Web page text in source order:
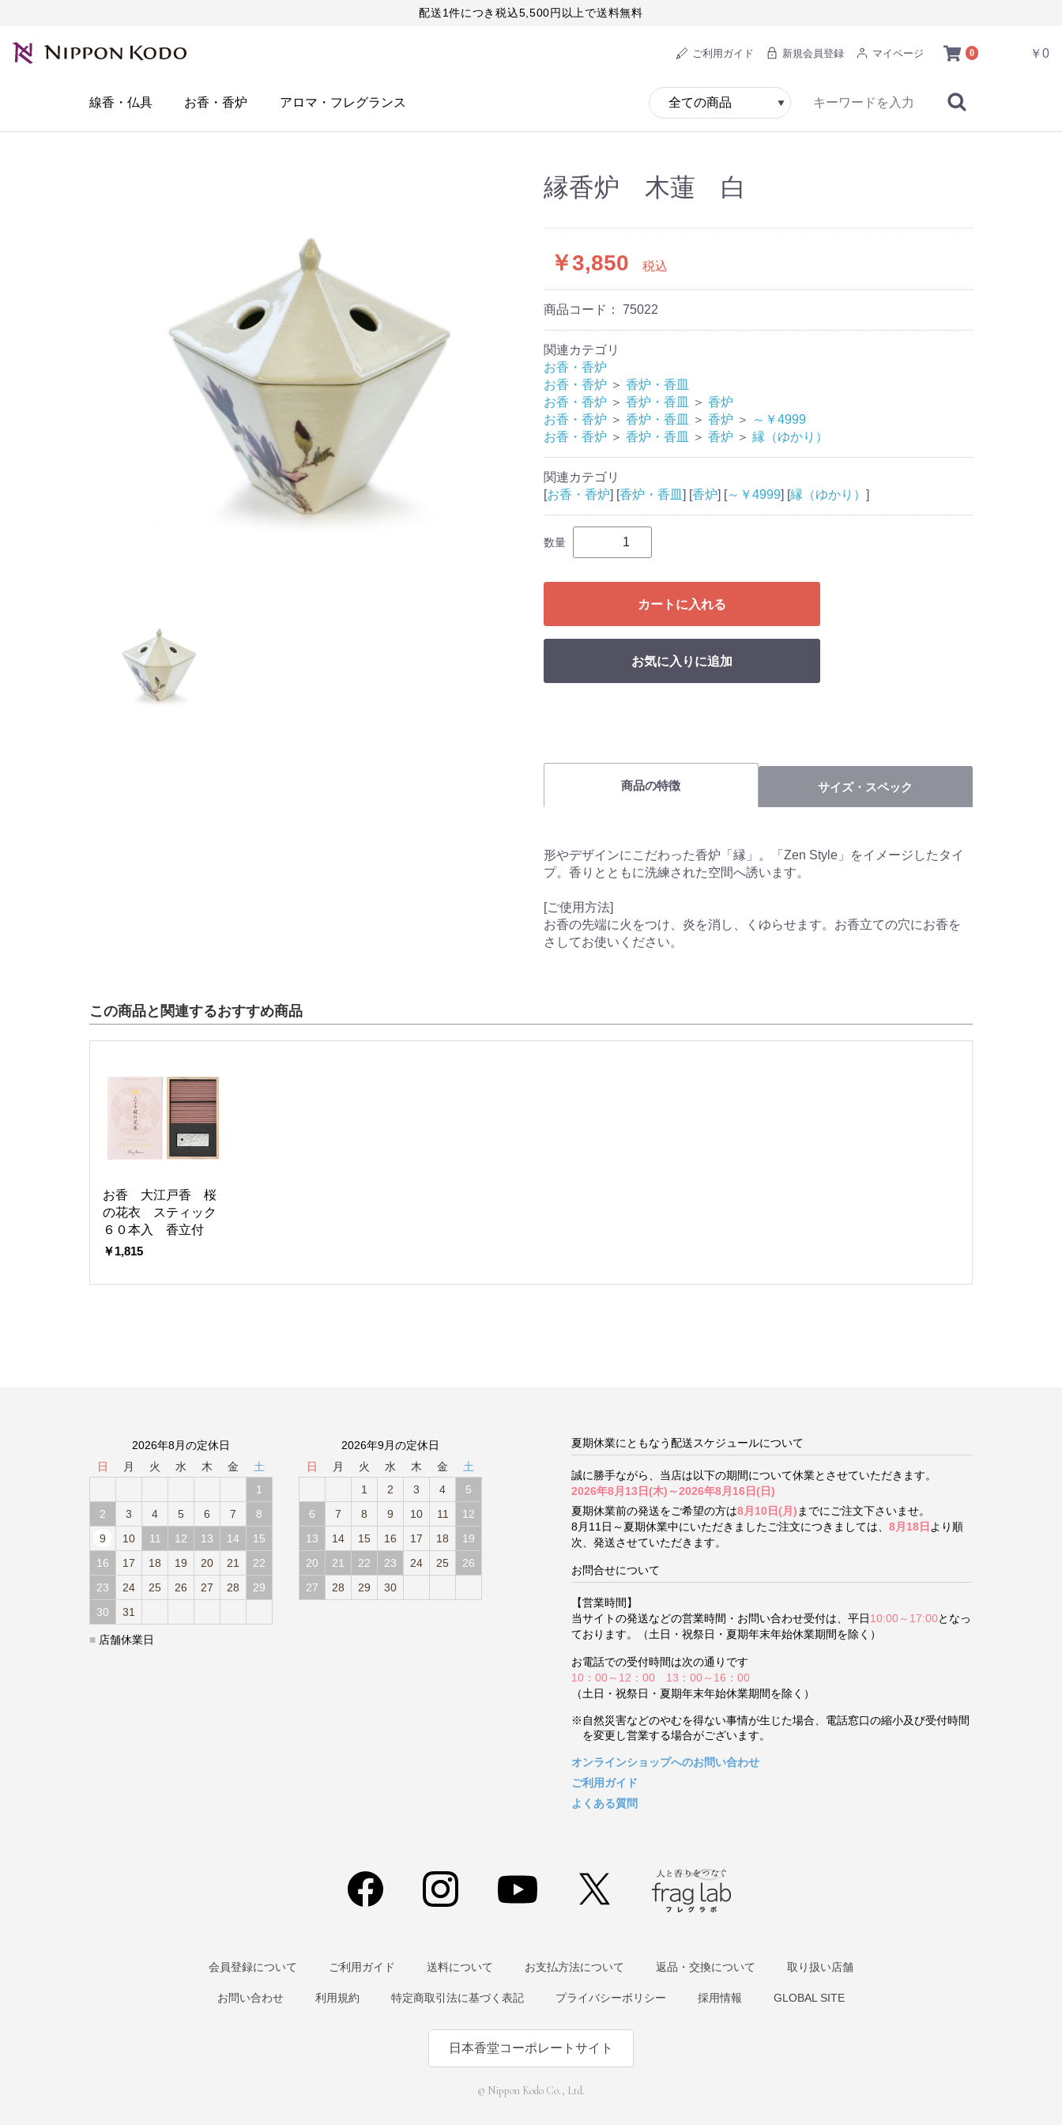
配送1件につき税込5,500円以上で送料無料
0 ￥0
ご利用ガイド 新規会員登録 マイページ
線香・仏具 お香・香炉 アロマ・フレグランス
縁香炉 木蓮 白
￥3,850 税込
商品コード： 75022
関連カテゴリ
お香・香炉
お香・香炉 ＞ 香炉・香皿
お香・香炉 ＞ 香炉・香皿 ＞ 香炉
お香・香炉 ＞ 香炉・香皿 ＞ 香炉 ＞
～￥4999
お香・香炉 ＞ 香炉・香皿 ＞ 香炉 ＞ 縁（ゆかり）
関連カテゴリ
[お香・香炉] [香炉・香皿 ] [香炉] [～￥4999] [縁（ゆかり） ]
数量
カートに入れる
お気に入りに追加
商品の特徴 サイズ・スペック
形やデザインにこだわった香炉「縁」。「Zen Style」をイメージしたタイ
プ。香りとともに洗練された空間へ誘います。
[ご使用方法]
お香の先端に火をつけ、炎を消し、くゆらせます。お香立ての穴にお香を
さしてお使いください。
この商品と関連するおすすめ商品
お香 大江戸香 桜
の花衣 スティック
６０本入 香立付
￥1,815
2026年8月の定休日
日
月 火 水 木 金
土
1
2
3 4 5 6 7
8
9
10 11 12 13 14
15
16
17 18 19 20 21
22
23
24 25 26 27 28
29
30
31
2026年9月の定休日
日
月 火 水 木 金
土
1
2 3 4
5
6
7 8 9 10 11
12
13
14 15 16 17 18
19
20
21 22 23 24 25
26
27
28 29 30
■ 店舗休業日
夏期休業にともなう配送スケジュールについて
誠に勝手ながら、当店は以下の期間について休業とさせていただきます。
2026年8月13日(木)～2026年8月16日(日)
夏期休業前の発送をご希望の方は8月10日(月) までにご注文下さいませ。
8月11日～夏期休業中にいただきましたご注文につきましては、 8月18日 より順
次、発送させていただきます。
お問合せについて
【営業時間】
当サイトの発送などの営業時間・お問い合わせ受付は、平日10:00～17:00となっ
ております。（土日・祝祭日・夏期年末年始休業期間を除く）
お電話での受付時間は次の通りです
10：00～12：00 13：00～16：00
（土日・祝祭日・夏期年末年始休業期間を除く）
※自然災害などのやむを得ない事情が生じた場合、電話窓口の縮小及び受付時間
を変更し営業する場合がございます。
オンラインショップへのお問い合わせ
ご利用ガイド
よくある質問
会員登録について ご利用ガイド 送料について お支払方法について 返品・交換について 取り扱い店舗
お問い合わせ 利用規約 特定商取引法に基づく表記 プライバシーポリシー 採用情報 GLOBAL SITE
日本香堂コーポレートサイト
© Nippon Kodo Co., Ltd.